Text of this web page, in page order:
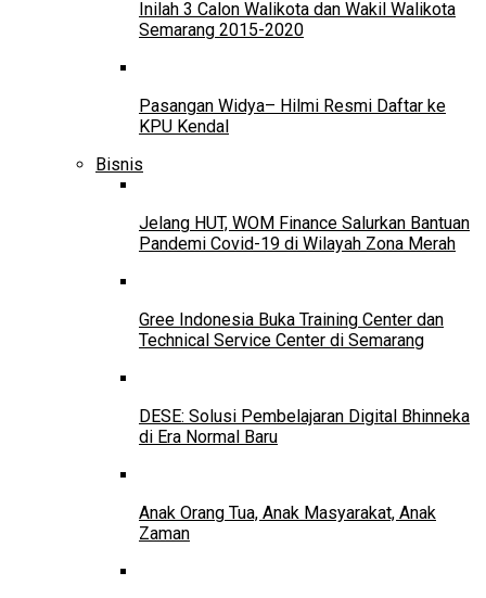
Inilah 3 Calon Walikota dan Wakil Walikota
Semarang 2015-2020
Pasangan Widya– Hilmi Resmi Daftar ke
KPU Kendal
Bisnis
Jelang HUT, WOM Finance Salurkan Bantuan
Pandemi Covid-19 di Wilayah Zona Merah
Gree Indonesia Buka Training Center dan
Technical Service Center di Semarang
DESE: Solusi Pembelajaran Digital Bhinneka
di Era Normal Baru
Anak Orang Tua, Anak Masyarakat, Anak
Zaman